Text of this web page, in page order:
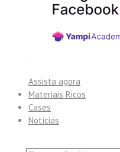
Assista agora
Materiais Ricos
Cases
Notícias